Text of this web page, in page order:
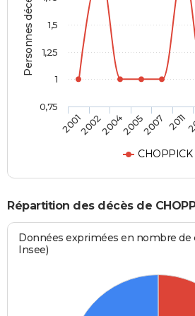
Personnes décédées
CHOPPICK
20012002200420052007 2011
0,75
1
1,25
1,5
Répartition des décès de
Données exprimées en nombre de
Insee)